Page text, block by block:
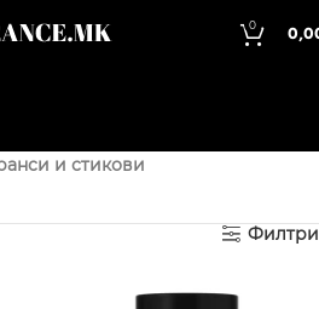
0
и стикови
Филтри